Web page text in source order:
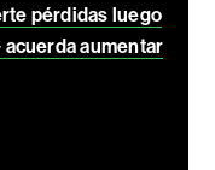
pérdidas luego
acuerda aumentar